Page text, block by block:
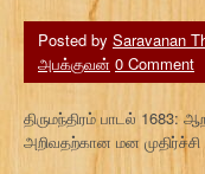
Posted by Saravanan
அபக்குவன் 0 Comment
திருமந்திரம் பாடல்
அறிவதற்கான மன